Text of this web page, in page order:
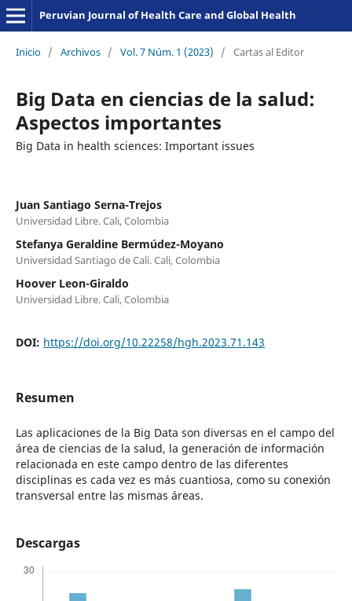
Peruvian Journal of Health Care and Global Health
Inicio / Archivos / Vol. 7 Núm. 1 (2023) / Cartas al Editor
Big Data en ciencias de la salud:
Aspectos importantes
Big Data in health sciences: Important issues
Juan Santiago Serna-Trejos
Universidad Libre. Cali, Colombia
Stefanya Geraldine Bermúdez-Moyano
Universidad Santiago de Cali. Cali, Colombia
Hoover Leon-Giraldo
Universidad Libre. Cali, Colombia
DOI: https://doi.org/10.22258/hgh.2023.71.143
Resumen
Las aplicaciones de la Big Data son diversas en el campo del
área de ciencias de la salud, la generación de información
relacionada en este campo dentro de las diferentes
disciplinas es cada vez es más cuantiosa, como su conexión
transversal entre las mismas áreas.
Descargas